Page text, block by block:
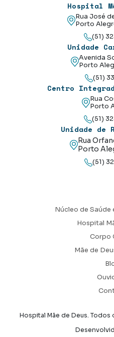
Hospital
Rua José
Porto
(51)
Unidade
Avenida
Porto
(51)
Centro
Rua
Porto
(51)
Unidade de
Rua
Porto
(51)
Núcleo de Saúde
Hospital
Corpo
Mãe de
Hospital Mãe de Deus.
Axysweb